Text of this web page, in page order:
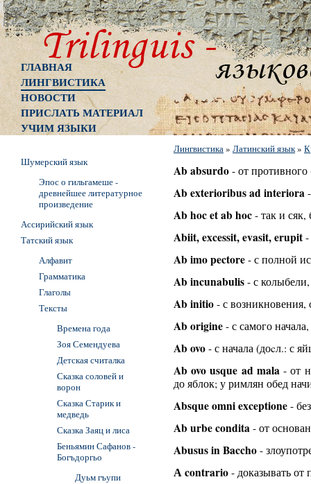
ГЛАВНАЯ
ЛИНГВИСТИКА
НОВОСТИ
ПРИСЛАТЬ МАТЕРИАЛ
УЧИМ ЯЗЫКИ
Лингвистика» Латинский язык»
Ab absurdo - от противного
Ab exterioribus ad interiora
Ab hoc et ab hoc - так и сяк,
Abiit, excessit, evasit, erupit
Ab imo pectore - с полной
Ab incunabulis - с
Ab initio - с возникновения,
Ab origine - с самого начала,
Ab ovo - с начала (доcл.: с
Ab ovo usque ad mala- от
до яблок; у римлян обед
Absque omni exceptione -
Ab urbe condita - от
Abusus in Baccho -
А contrario - доказывать от
Шумерский язык
Эпос о гильгамеше -
древнейшее литературное
произведение
Ассирийский язык
Татский язык
Алфавит
Грамматика
Глаголы
Тексты
Времена года
Зоя Семендуева
Детская считалка
Сказка соловей и
ворон
Сказка Старик и
медведь
Сказка Заяц и лиса
Беньямин Сафанов -
Богъдоргьо
Дуьм гъупи